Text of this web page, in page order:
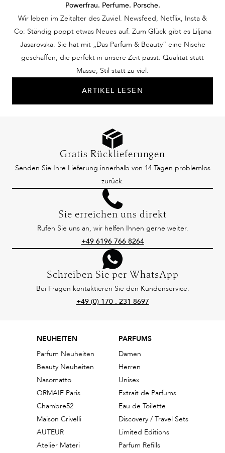
Powerfrau. Perfume. Porsche.
Wir leben im Zeitalter des Zuviel. Newsfeed, Netflix, Insta &
Co: Ständig poppt etwas Neues auf. Zum Glück gibt es Liljana
Jasarovska. Sie hat mit „Das Parfum & Beauty“ eine Nische
geschaffen, die perfekt in unsere Zeit passt: Qualität statt
Masse, Stil statt zu viel.
ARTIKEL LESEN
Gratis Rücklieferungen
Senden Sie Ihre Lieferung innerhalb von 14 Tagen problemlos
zurück.
Sie erreichen uns direkt
Rufen Sie uns an, wir helfen Ihnen gerne weiter.
+49 6196 766 8264
Schreiben Sie per WhatsApp
Bei Fragen kontaktieren Sie den Kundenservice.
+49 (0) 170 . 231 8697
NEUHEITEN
Parfum Neuheiten
Beauty Neuheiten
Nasomatto
ORMAIE Paris
Chambre52
Maison Crivelli
AUTEUR
Atelier Materi
PARFUMS
Damen
Herren
Unisex
Extrait de Parfums
Eau de Toilette
Discovery / Travel Sets
Limited Editions
Parfum Refills